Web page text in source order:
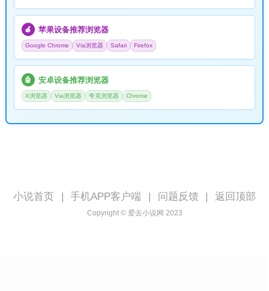
🍎 苹果设备推荐浏览器
Google Chrome Via浏览器 Safari Firefox
🤖 安卓设备推荐浏览器
X浏览器 Via浏览器 夸克浏览器 Chrome
小说首页 手机APP客户端 问题反馈 返回顶部
Copyright © 爱去小说网 2023